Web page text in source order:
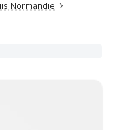
Normandië